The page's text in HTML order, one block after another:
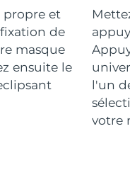
propre et
de
masque
ensuite le
l'un
votre